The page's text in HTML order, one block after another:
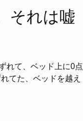
それは嘘
れて、ベッド上に0点
てた、ベッドを越え